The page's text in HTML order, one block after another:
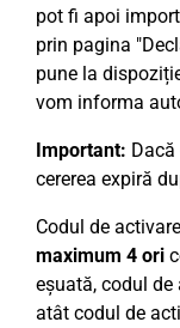
pot fi apoi
prin pagina
pune la
vom informa
Important:
cererea expiră
Codul de
maximum 4 ori
eșuată, codul
atât codul de